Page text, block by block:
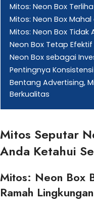
Mitos: Neon Box
Mitos: Neon Box
Mitos: Neon Box Tidak
Neon Box Tetap Efektif
Neon Box sebagai
Pentingnya
Bentang Advertising,
Berkualitas
Mitos Seputar
Anda Ketahui
Mitos: Neon Box
Ramah Lingkungan